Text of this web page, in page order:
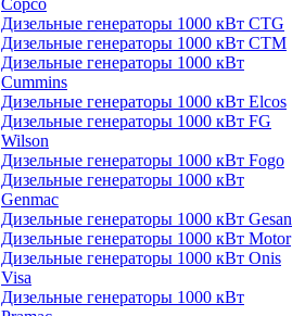
Copco
Дизельные генераторы 1000 кВт CTG
Дизельные генераторы 1000 кВт CTM
Дизельные генераторы 1000 кВт
Cummins
Дизельные генераторы 1000 кВт Elcos
Дизельные генераторы 1000 кВт FG
Wilson
Дизельные генераторы 1000 кВт Fogo
Дизельные генераторы 1000 кВт
Genmac
Дизельные генераторы 1000 кВт Gesan
Дизельные генераторы 1000 кВт Motor
Дизельные генераторы 1000 кВт Onis
Visa
Дизельные генераторы 1000 кВт